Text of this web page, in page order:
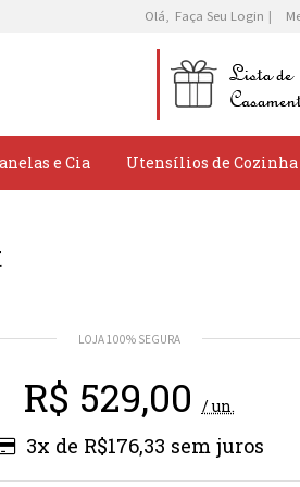
Olá, Faça Seu Login
e Cia Utensílios de Cozinha
R$ 529,00 / un.
3x de R$176,33